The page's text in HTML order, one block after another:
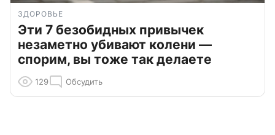
ЗДОРОВЬЕ
Эти 7 безобидных привычек
незаметно убивают колени —
спорим, вы тоже так делаете
129 Обсудить